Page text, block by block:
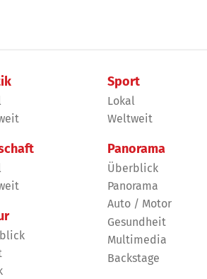
Sport
Lokal
Weltweit
Panorama
Überblick
Panorama
Auto / Motor
Gesundheit
Multimedia
Backstage